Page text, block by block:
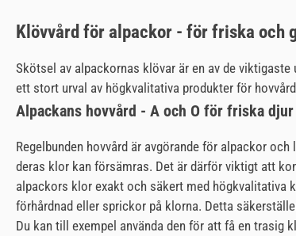
Klövvård för alpackor - för friska och
Skötsel av alpackornas klövar är en av de
ett stort urval av högkvalitativa produkter för
Alpackans hovvård - A och O för friska djur
Regelbunden hovvård är avgörande för alpackor
deras klor kan försämras. Det är därför viktigt att
alpackors klor exakt och säkert med högkvalitativa
förhårdnad eller sprickor på klorna. Detta
Du kan till exempel använda den för att få en trasig